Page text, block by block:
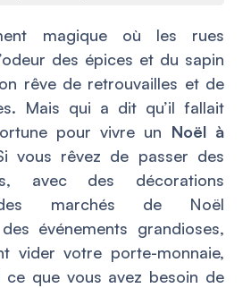
magique où les rues
des épices et du sapin
rêve de retrouvailles et de
Mais qui a dit qu’il fallait
pour vivre un Noël à
vous rêvez de passer des
avec des décorations
des marchés de Noël
événements grandioses,
vider votre porte-monnaie,
que vous avez besoin de